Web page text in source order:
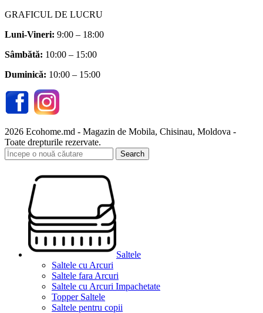
GRAFICUL DE LUCRU
Luni-Vineri: 9:00 – 18:00
Sâmbătă: 10:00 – 15:00
Duminică: 10:00 – 15:00
2026 Ecohome.md - Magazin de Mobila, Chisinau, Moldova -
Toate drepturile rezervate.
Search
Saltele
Saltele cu Arcuri
Saltele fara Arcuri
Saltele cu Arcuri Impachetate
Topper Saltele
Saltele pentru copii